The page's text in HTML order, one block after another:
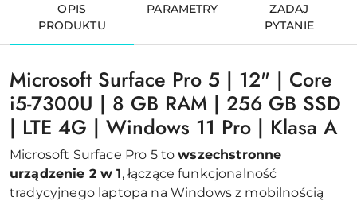
OPIS
PRODUKTU
PARAMETRY
ZADAJ
PYTANIE
Microsoft Surface Pro 5 | 12" | Core
i5-7300U | 8 GB RAM | 256 GB SSD
| LTE 4G | Windows 11 Pro | Klasa A
Microsoft Surface Pro 5 towszechstronne
urządzenie 2 w 1, łączące funkcjonalność
tradycyjnego laptopa na Windows z mobilnością